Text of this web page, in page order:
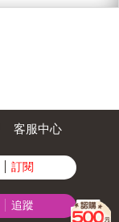
客服中心
訂閱
追蹤